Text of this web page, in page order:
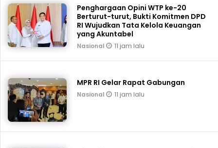
Penghargaan Opini WTP ke-20
Berturut-turut, Bukti Komitmen DPD
RI Wujudkan Tata Kelola Keuangan
yang Akuntabel
Nasional 11 jam lalu
MPR RI Gelar Rapat Gabungan
Nasional 11 jam lalu